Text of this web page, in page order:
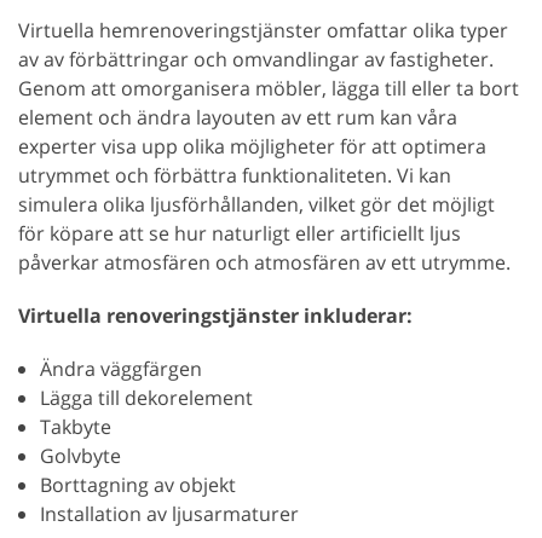
Virtuella hemrenoveringstjänster omfattar olika typer
av av förbättringar och omvandlingar av fastigheter.
Genom att omorganisera möbler, lägga till eller ta bort
element och ändra layouten av ett rum kan våra
experter visa upp olika möjligheter för att optimera
utrymmet och förbättra funktionaliteten. Vi kan
simulera olika ljusförhållanden, vilket gör det möjligt
för köpare att se hur naturligt eller artificiellt ljus
påverkar atmosfären och atmosfären av ett utrymme.
Virtuella renoveringstjänster inkluderar:
Ändra väggfärgen
Lägga till dekorelement
Takbyte
Golvbyte
Borttagning av objekt
Installation av ljusarmaturer